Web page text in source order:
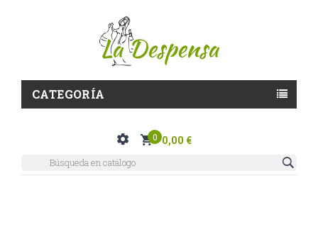
CATEGORÍA
0 0,00 €